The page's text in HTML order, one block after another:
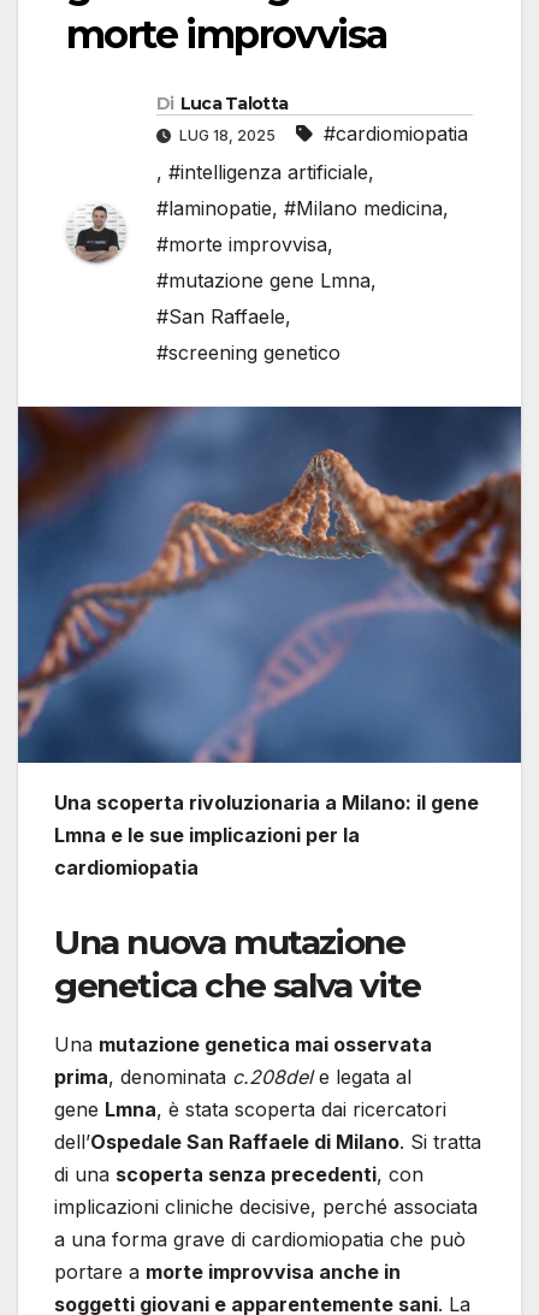
morte improvvisa
Di Luca Talotta
LUG 18, 2025
#cardiomiopatia
, #intelligenza artificiale,
#laminopatie, #Milano medicina,
#morte improvvisa,
#mutazione gene Lmna,
#San Raffaele,
#screening genetico
Una scoperta rivoluzionaria a Milano: il gene
Lmna e le sue implicazioni per la
cardiomiopatia
Una nuova mutazione
genetica che salva vite
Una mutazione genetica mai osservata
prima, denominata c.208dele legata al
gene Lmna, è stata scoperta dai ricercatori
dell’Ospedale San Raffaele di Milano. Si tratta
di una scoperta senza precedenti, con
implicazioni cliniche decisive, perché associata
a una forma grave di cardiomiopatia che può
portare a morte improvvisa anche in
soggetti giovani e apparentemente sani. La